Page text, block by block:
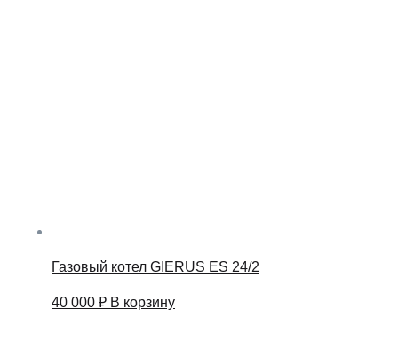
Газовый котел GIERUS ES 24/2
40 000 ₽ В корзину